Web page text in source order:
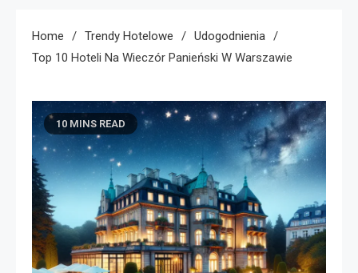
Home Trendy Hotelowe
Udogodnienia
Top 10 Hoteli Na Wieczór Panieński W Warszawie
10 MINS READ